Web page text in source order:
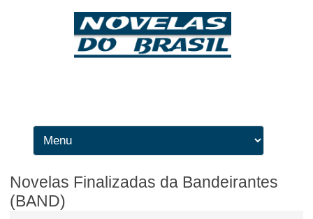
Novelas Finalizadas da Bandeirantes
(BAND)